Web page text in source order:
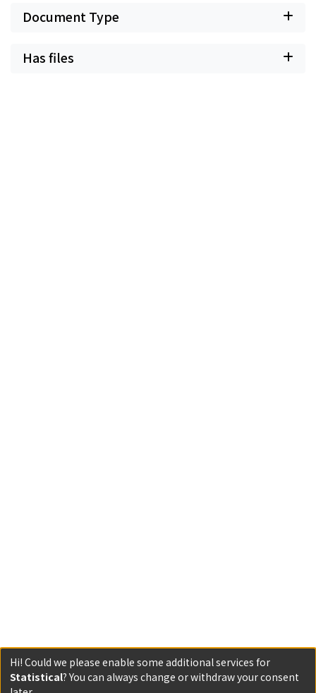
Document Type
Has files
Powered by DSpace and JAIRO Crawler-List
Hi! Could we please enable some additional services for
Statistical? You can always change or withdraw your consent